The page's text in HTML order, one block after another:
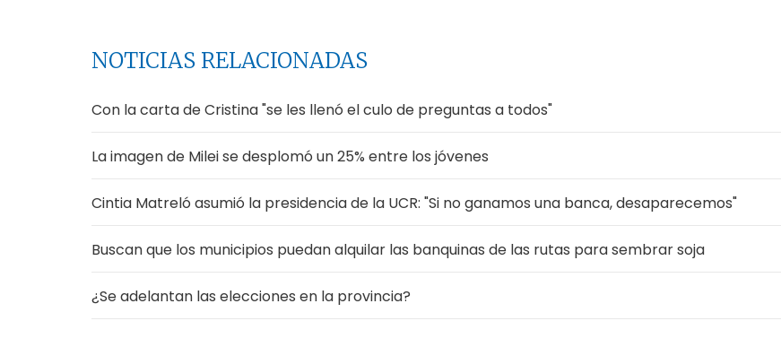
NOTICIAS RELACIONADAS
Con la carta de Cristina "se les llenó el culo de preguntas a todos"
La imagen de Milei se desplomó un 25% entre los jóvenes
Cintia Matreló asumió la presidencia de la UCR: "Si no ganamos una banca, desaparecemos"
Buscan que los municipios puedan alquilar las banquinas de las rutas para sembrar soja
¿Se adelantan las elecciones en la provincia?